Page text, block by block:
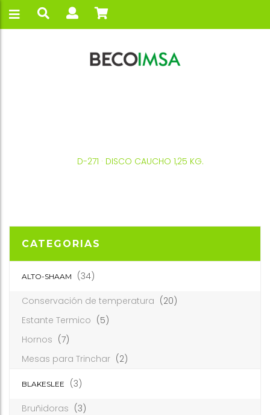
D-271 · DISCO CAUCHO 1,25 KG.
CATEGORIAS
ALTO-SHAAM (34)
Conservación de temperatura (20)
Estante Termico (5)
Hornos (7)
Mesas para Trinchar (2)
BLAKESLEE (3)
Bruñidoras (3)